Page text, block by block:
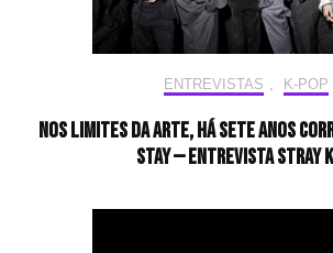
ENTREVISTAS , K-POP
Nos limites da arte, há sete anos
STAY — Entrevista Stray